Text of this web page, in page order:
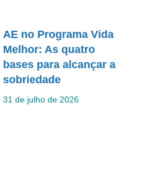
AE no Programa Vida
Melhor: As quatro
bases para alcançar a
sobriedade
31 de julho de 2026